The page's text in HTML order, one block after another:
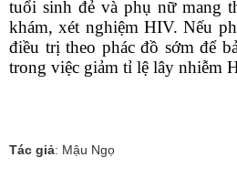
tuổi sinh đẻ và phụ nữ mang
khám, xét nghiệm HIV. Nếu
điều trị theo phác đồ sớm để
trong việc giảm tỉ lệ lây nhiễm
Tác giả: Mậu Ngọ